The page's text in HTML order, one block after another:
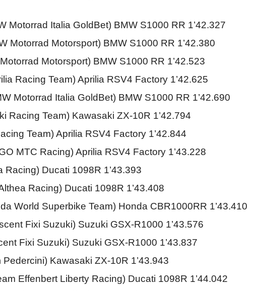
Motorrad Italia GoldBet) BMW S1000 RR 1’42.327
Motorrad Motorsport) BMW S1000 RR 1’42.380
Motorsport) BMW S1000 RR 1’42.523
Racing Team) Aprilia RSV4 Factory 1’42.625
Motorrad Italia GoldBet) BMW S1000 RR 1’42.690
Racing Team) Kawasaki ZX-10R 1’42.794
Team) Aprilia RSV4 Factory 1’42.844
MTC Racing) Aprilia RSV4 Factory 1’43.228
Racing) Ducati 1098R 1’43.393
Racing) Ducati 1098R 1’43.408
World Superbike Team) Honda CBR1000RR 1’43.410
Fixi Suzuki) Suzuki GSX-R1000 1’43.576
Fixi Suzuki) Suzuki GSX-R1000 1’43.837
Pedercini) Kawasaki ZX-10R 1’43.943
Effenbert Liberty Racing) Ducati 1098R 1’44.042